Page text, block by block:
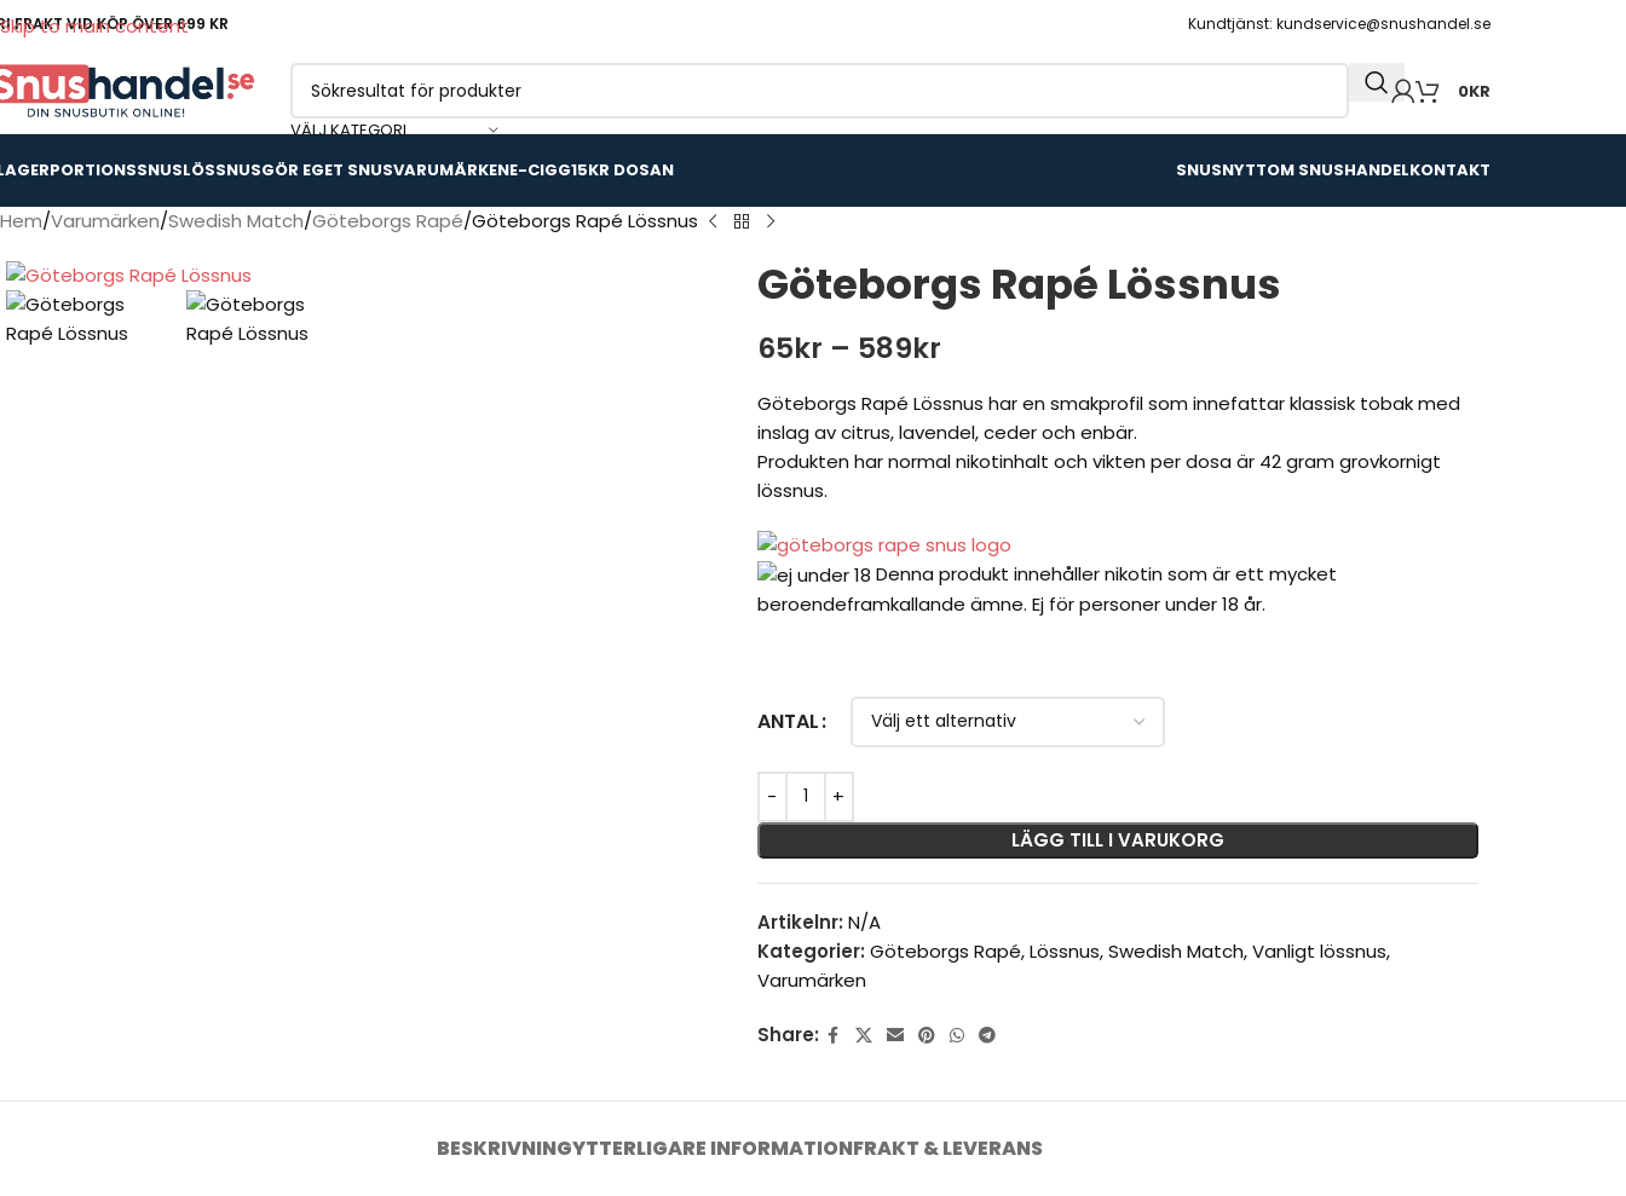
Skip to main content
FRAKT VID KÖP ÖVER 699 KR Kundtjänst: kundservice@snushandel.se
VÄLJ KATEGORI
0KR
PORTIONSSNUSLÖSSNUSGÖR EGET SNUSVARUMÄRKENE-CIGG15KR DOSAN SNUSNYTTOM SNUSHANDELKONTAKT
Hem Varumärken Swedish Match Göteborgs Rapé Göteborgs Rapé Lössnus
Göteborgs Rapé Lössnus
65kr – 589kr
Göteborgs Rapé Lössnus har en smakprofil som innefattar klassisk tobak med
inslag av citrus, lavendel, ceder och enbär.
Produkten har normal nikotinhalt och vikten per dosa är 42 gram grovkornigt
lössnus.
Denna produkt innehåller nikotin som är ett mycket
beroendeframkallande ämne. Ej för personer under 18 år.
ANTAL
LÄGG TILL I VARUKORG
Artikelnr: N/A
Kategorier: Göteborgs Rapé,Lössnus,Swedish Match,Vanligt lössnus,
Varumärken
Share:
BESKRIVNINGYTTERLIGARE INFORMATIONFRAKT & LEVERANS